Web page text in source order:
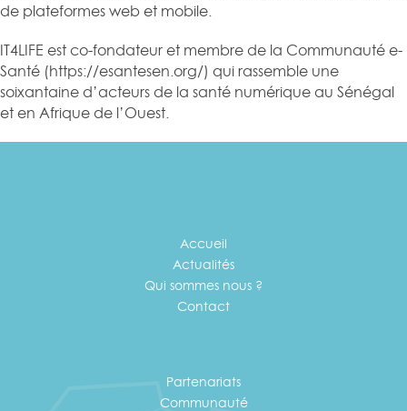
de plateformes web et mobile.
IT4LIFE est co-fondateur et membre de la Communauté e-
Santé (https://esantesen.org/) qui rassemble une
soixantaine d’acteurs de la santé numérique au Sénégal
et en Afrique de l’Ouest.
Accueil
Actualités
Qui sommes nous ?
Contact
Partenariats
Communauté